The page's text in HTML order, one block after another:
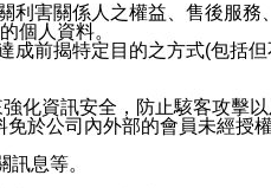
利害關係人之權益、售後服
個人資料。
前揭特定目的之方式(包括但
化資訊安全，防止駭客攻擊以
於公司內外部的會員未經授權
息等。